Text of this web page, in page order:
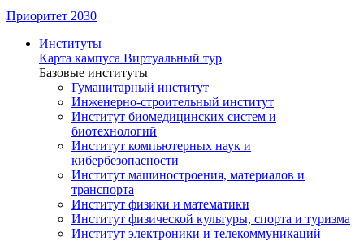
Приоритет 2030
Институты
Карта кампуса Виртуальный тур
Базовые институты
Гуманитарный институт
Инженерно-строительный институт
Институт биомедицинских систем и
биотехнологий
Институт компьютерных наук и
кибербезопасности
Институт машиностроения, материалов и
транспорта
Институт физики и математики
Институт физической культуры, спорта и туризма
Институт электроники и телекоммуникаций